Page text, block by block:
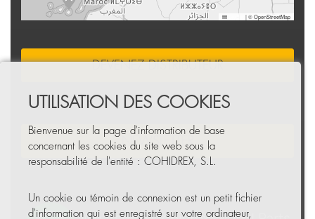
|© OpenStreetMap
DEVENEZ DISTRIBUTEUR
NEWSLETTER
UTILISATION DES COOKIES
Bienvenue sur la page d'information de base
concernant les cookies du site web sous la
responsabilité de l'entité : COHIDREX, S.L.
Un cookie ou témoin de connexion est un petit fichier
d'information qui est enregistré sur votre ordinateur,